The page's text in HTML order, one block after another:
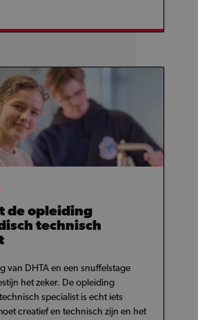
de opleiding
technisch
van DHTA en een snuffelstage
het zeker. De opleiding
specialist is echt iets
creatief en technisch zijn en het